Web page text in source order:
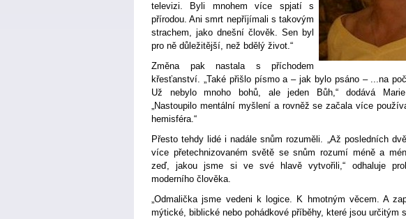
televizi. Byli mnohem více spjatí s
přírodou. Ani smrt nepříjímali s takovým
strachem, jako dnešní člověk. Sen byl
pro ně důležitější, než bdělý život.“
Změna pak nastala s příchodem
křesťanství. „Také přišlo písmo a – jak bylo psáno – ...na
Už nebylo mnoho bohů, ale jeden Bůh,“ dodává
„Nastoupilo mentální myšlení a rovněž se začala více
hemisféra.“
Přesto tehdy lidé i nadále snům rozuměli. „Až posledních
více přetechnizovaném světě se snům rozumí méně a
zeď, jakou jsme si ve své hlavě vytvořili,“ odhaluje
moderního člověka.
„Odmalička jsme vedeni k logice. K hmotným věcem. A
mýtické, biblické nebo pohádkové příběhy, které jsou určitým